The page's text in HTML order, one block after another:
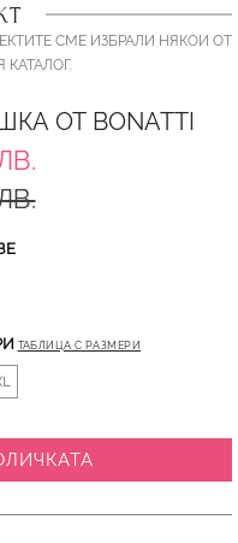
СМЕ ИЗБРАЛИ НЯКОИ ОТ
ОТ BONATTI
ТАБЛИЦА С РАЗМЕРИ